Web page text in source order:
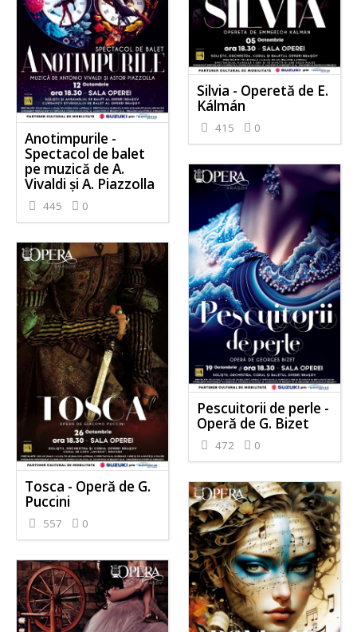
Silvia - Operetă de E.
Kálmán
415 0
Anotimpurile -
Spectacol de balet
pe muzică de A.
Vivaldi și A. Piazzolla
445 0
Pescuitorii de perle -
Operă de G. Bizet
472 0
Tosca - Operă de G.
Puccini
557 0